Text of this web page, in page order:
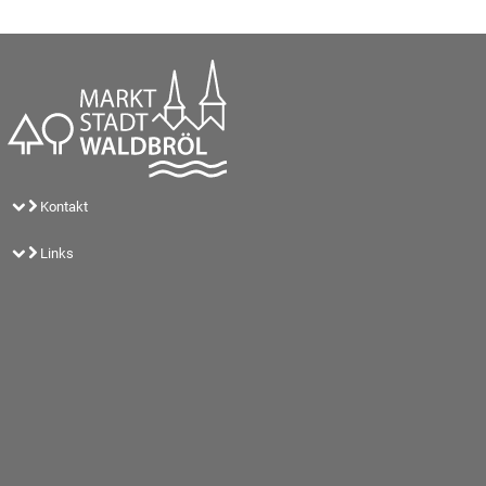
Kontakt
Links